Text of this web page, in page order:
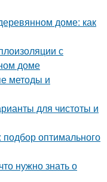
доме: как
с
доме
методы и
для чистоты и
оптимального
нужно знать о